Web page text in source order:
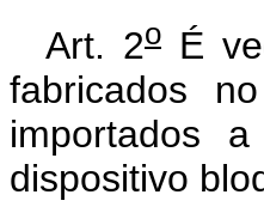
Art. 2o É
fabricados
importados
dispositivo